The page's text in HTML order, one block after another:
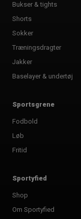
Bukser & tights
Shorts
Sokker
Træningsdragter
Jakker
Baselayer & undertøj
Sportsgrene
Fodbold
Løb
Fritid
Sportyfied
Shop
Om Sportyfied